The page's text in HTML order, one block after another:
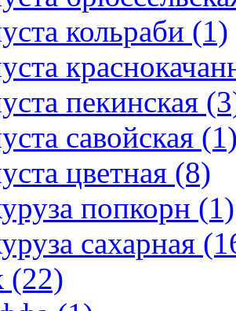
кольраби (1)
пекинская
савойская
цветная (8)
попкорн (1)
сахарная
(22)